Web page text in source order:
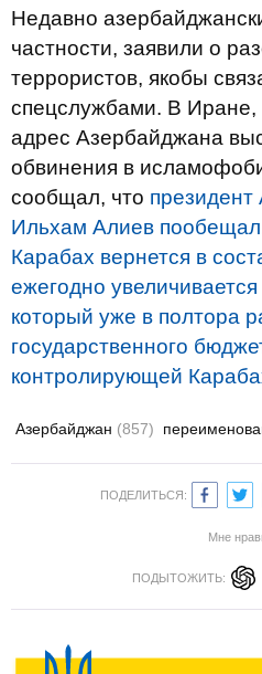
Недавно
частности, заявили о
террористов, якобы
спецслужбами. В Иране,
адрес Азербайджана
обвинения в
сообщал, что
Ильхам Алиев
Карабах вернется в
ежегодно
который уже в полтора
государственного
контролирующей
Азербайджан (857)
ПОДЕЛИТЬСЯ:
Мне
ПОДЫТОЖИТЬ: